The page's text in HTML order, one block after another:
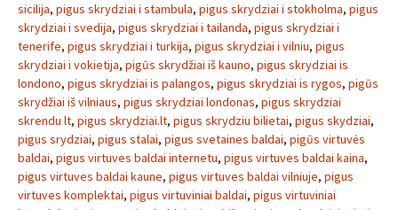
sicilija, pigus skrydziai i stambula, pigus skrydziai i stokholma, pigus
skrydziai i svedija, pigus skrydziai i tailanda, pigus skrydziai i
tenerife, pigus skrydziai i turkija, pigus skrydziai i vilniu, pigus
skrydziai i vokietija, pigūs skrydžiai iš kauno, pigus skrydziai is
londono, pigus skrydziai is palangos, pigus skrydziai is rygos, pigūs
skrydžiai iš vilniaus, pigus skrydziai londonas, pigus skrydziai
skrendu lt, pigus skrydziai.lt, pigus skrydziu bilietai, pigus skydziai,
pigus srydziai, pigus stalai, pigus svetaines baldai, pigūs virtuvės
baldai, pigus virtuves baldai internetu, pigus virtuves baldai kaina,
pigus virtuves baldai kaune, pigus virtuves baldai vilniuje, pigus
virtuves komplektai, pigus virtuviniai baldai, pigus virtuviniai